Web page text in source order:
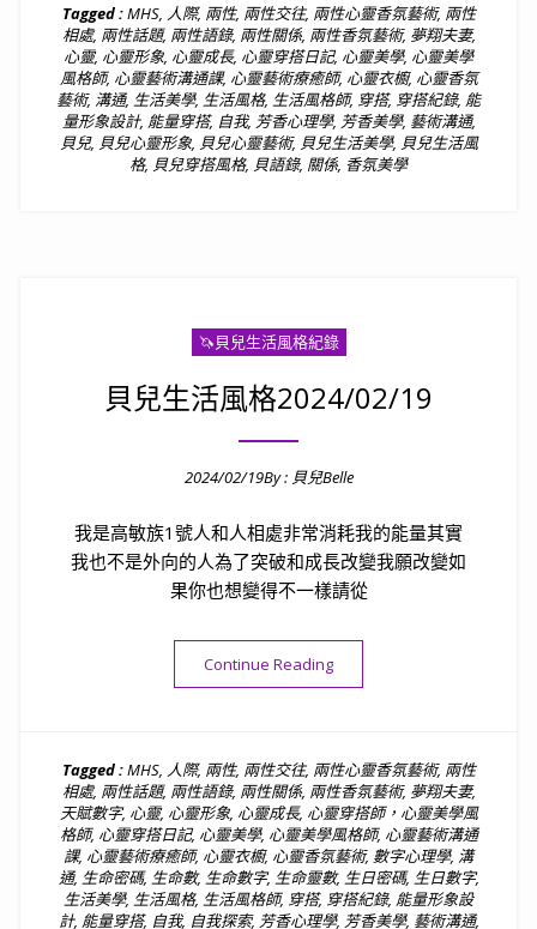
Tagged :MHS, 人際, 兩性, 兩性交往, 兩性心靈香氛藝術, 兩性
相處, 兩性話題, 兩性語錄, 兩性關係, 兩性香氛藝術, 夢翔夫妻,
心靈, 心靈形象, 心靈成長, 心靈穿搭日記, 心靈美學, 心靈美學
風格師, 心靈藝術溝通課, 心靈藝術療癒師, 心靈衣櫥, 心靈香氛
藝術, 溝通, 生活美學, 生活風格, 生活風格師, 穿搭, 穿搭紀錄, 能
量形象設計, 能量穿搭, 自我, 芳香心理學, 芳香美學, 藝術溝通,
貝兒, 貝兒心靈形象, 貝兒心靈藝術, 貝兒生活美學, 貝兒生活風
格, 貝兒穿搭風格, 貝語錄, 關係, 香氛美學
🦄️貝兒生活風格紀錄
貝兒生活風格2024/02/19
2024/02/19By : 貝兒Belle
我是高敏族1號人和人相處非常消耗我的能量其實
我也不是外向的人為了突破和成長改變我願改變如
果你也想變得不一樣請從
Continue Reading“貝兒生活風格2024/02/19”
Tagged :MHS, 人際, 兩性, 兩性交往, 兩性心靈香氛藝術, 兩性
相處, 兩性話題, 兩性語錄, 兩性關係, 兩性香氛藝術, 夢翔夫妻,
天賦數字, 心靈, 心靈形象, 心靈成長, 心靈穿搭師，心靈美學風
格師, 心靈穿搭日記, 心靈美學, 心靈美學風格師, 心靈藝術溝通
課, 心靈藝術療癒師, 心靈衣櫥, 心靈香氛藝術, 數字心理學, 溝
通, 生命密碼, 生命數, 生命數字, 生命靈數, 生日密碼, 生日數字,
生活美學, 生活風格, 生活風格師, 穿搭, 穿搭紀錄, 能量形象設
計, 能量穿搭, 自我, 自我探索, 芳香心理學, 芳香美學, 藝術溝通,